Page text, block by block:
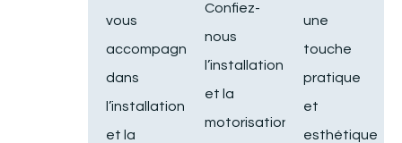
vous
accompagnons
dans
l’installation
et la
Confiez-
nous
l’installation
et la
motorisation
une
touche
pratique
et
esthétique